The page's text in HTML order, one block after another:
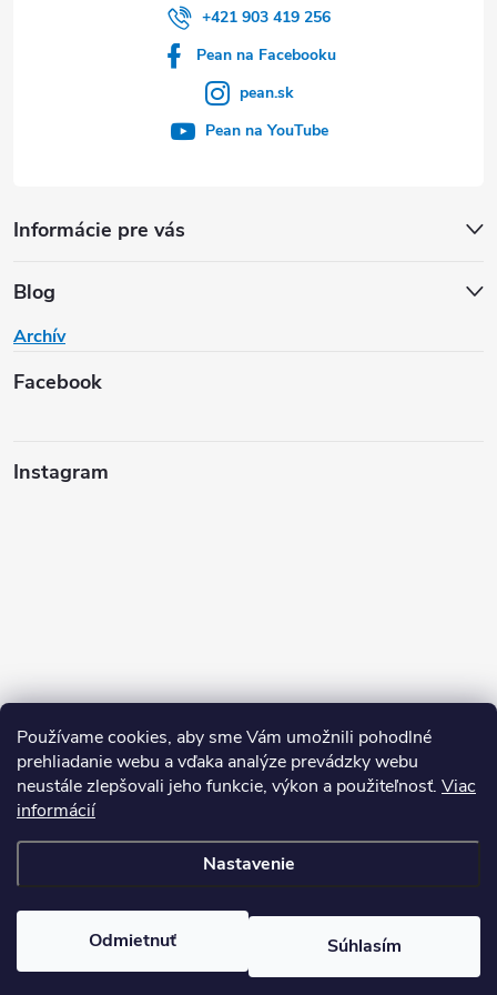
Používame cookies, aby sme Vám umožnili pohodlné
prehliadanie webu a vďaka analýze prevádzky webu
neustále zlepšovali jeho funkcie, výkon a použiteľnosť. Viac
informácií
Nastavenie
Odmietnuť Súhlasím
Informácie pre vás
Blog
Archív
Facebook
+421 903 419 256
Pean na Facebooku
pean.sk
Pean na YouTube
Instagram
Sledovať na Instagrame
. Všetky práva vyhradené.